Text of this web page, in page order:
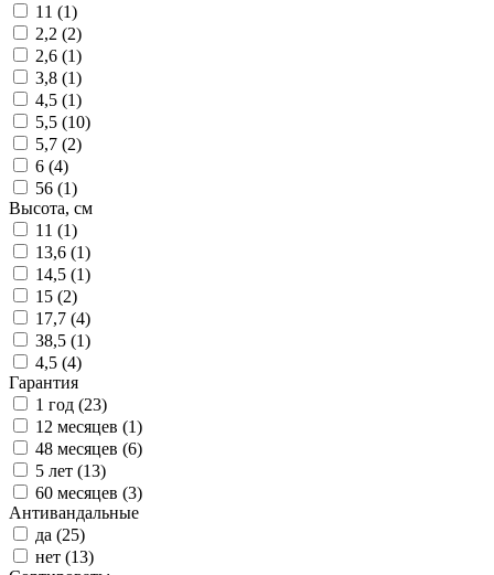
11 (1)
2,2 (2)
2,6 (1)
3,8 (1)
4,5 (1)
5,5 (10)
5,7 (2)
6 (4)
56 (1)
Высота, см
11 (1)
13,6 (1)
14,5 (1)
15 (2)
17,7 (4)
38,5 (1)
4,5 (4)
Гарантия
1 год (23)
12 месяцев (1)
48 месяцев (6)
5 лет (13)
60 месяцев (3)
Антивандальные
да (25)
нет (13)